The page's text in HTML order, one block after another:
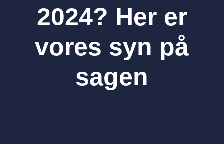
2024? Her er
vores syn på
sagen